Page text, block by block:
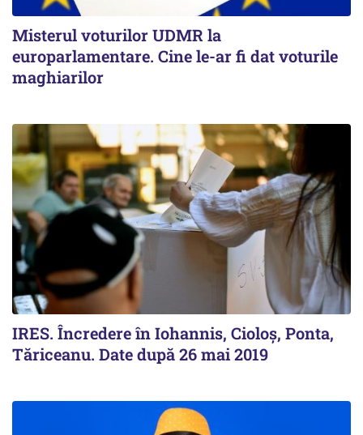
Misterul voturilor UDMR la
europarlamentare. Cine le-ar fi dat voturile
maghiarilor
IRES. Încredere în Iohannis, Cioloș, Ponta,
Tăriceanu. Date după 26 mai 2019